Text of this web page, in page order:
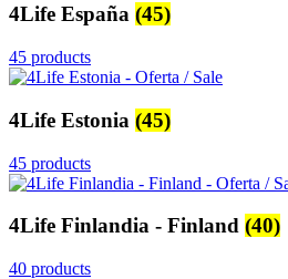
4Life España (45)
45 products
4Life Estonia (45)
45 products
4Life Finlandia - Finland (40)
40 products